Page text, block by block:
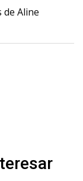
Aline